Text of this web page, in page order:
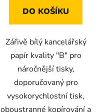
DO KOŠÍKU
Zářivě bílý kancelářský
papír kvality "B" pro
náročnější tisky,
doporučovaný pro
vysokorychlostní tisk,
oboustranné kopírování a